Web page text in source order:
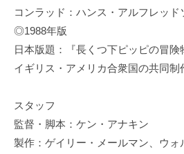
コンラッド：ハンス・アルフレッド
◎1988年版
日本版題：『長くつ下ピッピの冒険
イギリス・アメリカ合衆国の共同制
スタッフ
監督・脚本：ケン・アナキン
製作：ゲイリー・メールマン、ウォ